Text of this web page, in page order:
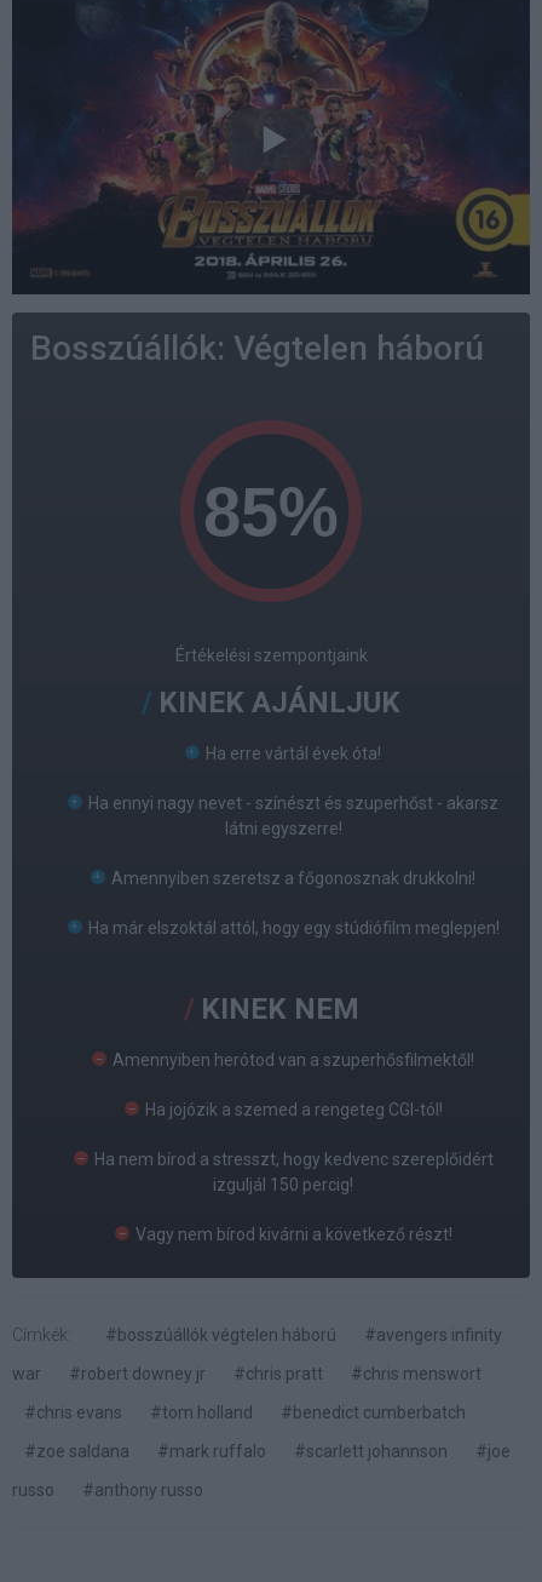
Bosszúállók: Végtelen háború
Értékelési szempontjaink
KINEK AJÁNLJUK
Ha erre vártál évek óta!
Ha ennyi nagy nevet - színészt és szuperhőst - akarsz
látni egyszerre!
Amennyiben szeretsz a főgonosznak drukkolni!
Ha már elszoktál attól, hogy egy stúdiófilm meglepjen!
KINEK NEM
Amennyiben herótod van a szuperhősfilmektől!
Ha jojózik a szemed a rengeteg CGI-tól!
Ha nem bírod a stresszt, hogy kedvenc szereplőidért
izguljál 150 percig!
Vagy nem bírod kivárni a következő részt!
Címkék: #bosszúállók végtelen háború
#avengers infinity
war
#robert downey jr #chris pratt
#chris menswort
#chris evans
#tom holland
#benedict cumberbatch
#zoe saldana
#mark ruffalo #scarlett johannson
#joe
russo
#anthony russo